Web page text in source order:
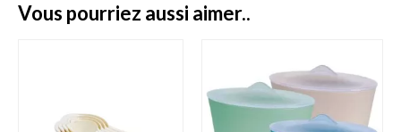
vous pourriez aussi aimer..